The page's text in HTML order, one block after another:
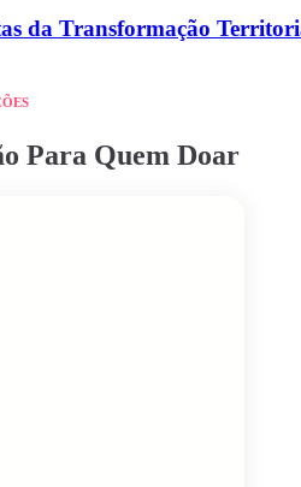
da Transformação
Para Quem Doar